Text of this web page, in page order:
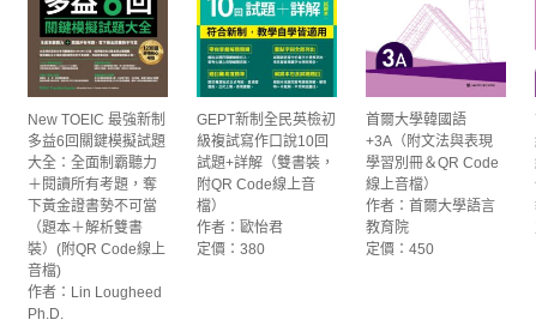
New TOEIC 最強新制
多益6回關鍵模擬試題
大全：全面制霸聽力
＋閱讀所有考題，奪
下黃金證書勢不可當
（題本＋解析雙書
裝）(附QR Code線上
音檔)
作者：Lin Lougheed
Ph.D.
GEPT新制全民英檢初
級複試寫作口說10回
試題+詳解（雙書裝，
附QR Code線上音
檔）
作者：歐怡君
定價：380
首爾大學韓國語
+3A（附文法與表現
學習別冊＆QR Code
線上音檔）
作者：首爾大學語言
教育院
定價：450